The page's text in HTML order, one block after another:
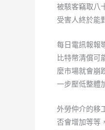
被駭客竊取八
受害人終於能
每日電訊報報
比特幣清償可
麼市場就會崩
一步壓低整體
外勞仲介的移
否會增加等等